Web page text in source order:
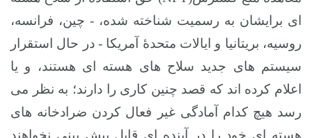
ای برایشان به رسمیت شناخته شده، - چین، فرانسه،
روسیه، بریتانیا و ایالات متحدۀ آمریکا - در حال استقرار
سیستم های جدید سلاح های هسته ای هستند، و یا
اعلام کرده اند که قصد چنین کاری را دارند؛ به نظر می
رسد هیچ کدام آمادگی غیر فعال کردن ضرادخانه های
هسته ای خود را در آینده ای قابل پیش بینی نخواهند